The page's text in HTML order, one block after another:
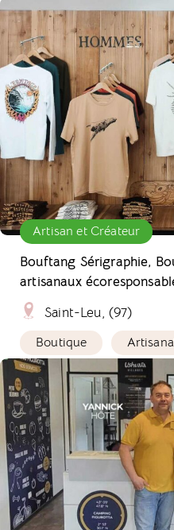
Artisan et Créateur
Bouftang Sérigraphie,
artisanaux
Saint-Leu, (97)
Boutique
Bouftang Sérigraphie,
écoresponsables
Camping Figurotta, Ushuaïa